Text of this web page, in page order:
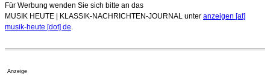
Für Werbung wenden Sie sich bitte an das
MUSIK HEUTE | KLASSIK-NACHRICHTEN-JOURNAL unter anzeigen [at]
musik-heute [dot] de.
Anzeige